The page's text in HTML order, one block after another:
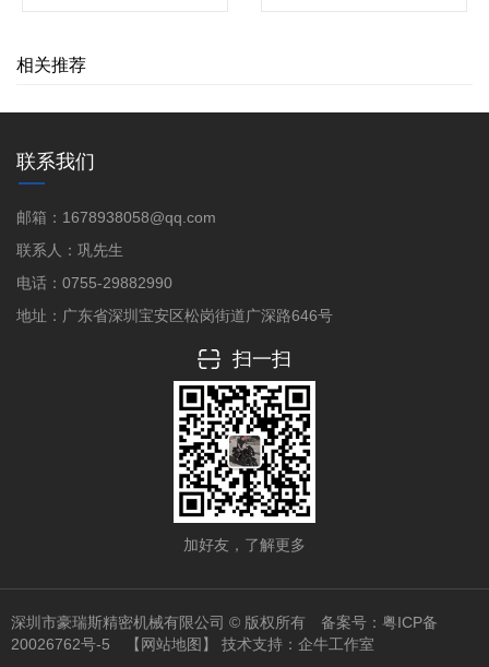
相关推荐
联系我们
邮箱：1678938058@qq.com
联系人：巩先生
电话：0755-29882990
地址：广东省深圳宝安区松岗街道广深路646号
扫一扫
加好友，了解更多
深圳市豪瑞斯精密机械有限公司 © 版权所有 备案号： 粤ICP备
20026762号-5
【网站地图】 技术支持： 企牛工作室